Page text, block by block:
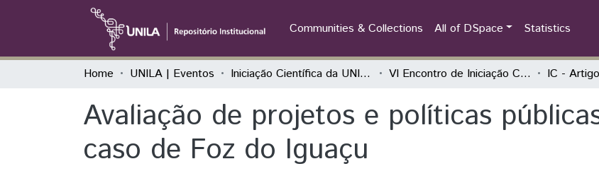
Communities & Collections All of DSpace Statistics
Home UNILA | Eventos Iniciação Científica da UNILA (IC) VI Encontro de Iniciação Científica e II Encontro de Iniciação ao Desenvolvimento Tecnológico e Inovação IC -
Avaliação de projetos e políticas
caso de Foz do Iguaçu